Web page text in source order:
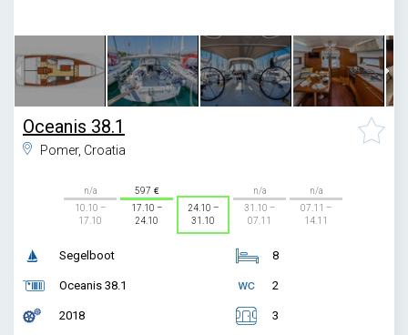
Oceanis 38.1
Pomer, Croatia
n/a
10.10 –
17.10
597
17.10 –
24.10
24.10 –
31.10
n/a
31.10 –
07.11
n/a
07.11 –
14.11
Segelboot
Oceanis 38.1
2018
8
2
3